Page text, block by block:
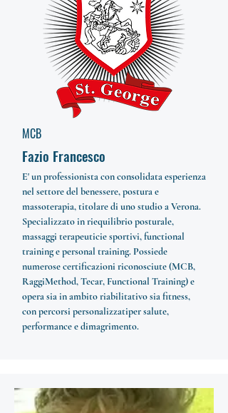
MCB
Fazio Francesco
E' un professionista con consolidata esperienza
nel settore del benessere, postura e
massoterapia, titolare di uno studio a Verona.
Specializzato in riequilibrio posturale,
massaggi terapeuticie sportivi, functional
training e personal training. Possiede
numerose certificazioni riconosciute (MCB,
RaggiMethod, Tecar, Functional Training) e
opera sia in ambito riabilitativo sia fitness,
con percorsi personalizzatiper salute,
performance e dimagrimento.